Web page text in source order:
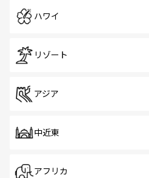
ハワイ
リゾート
アジア
中近東
アフリカ